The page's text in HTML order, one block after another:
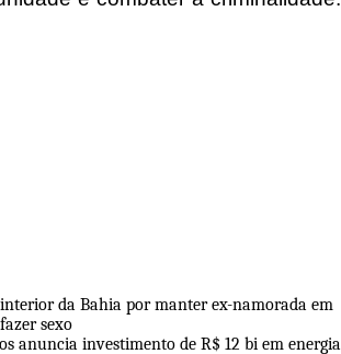
da Bahia por manter ex-namorada em
sexo
anuncia investimento de R$ 12 bi em energia